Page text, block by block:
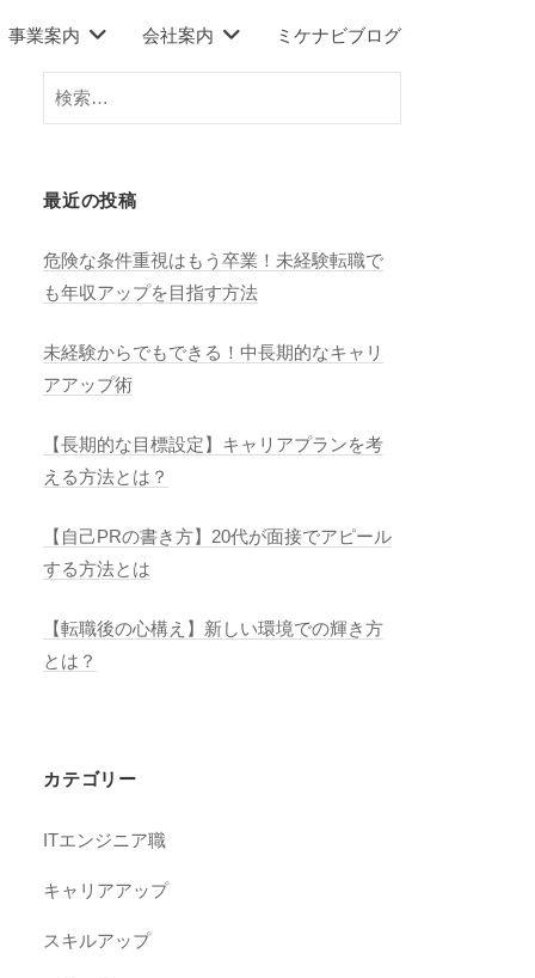
事業案内 会社案内 ミケナビブログ
検
索:
最近の投稿
危険な条件重視はもう卒業！未経験転職で
も年収アップを目指す方法
未経験からでもできる！中長期的なキャリ
アアップ術
【長期的な目標設定】キャリアプランを考
える方法とは？
【自己PRの書き方】20代が面接でアピール
する方法とは
【転職後の心構え】新しい環境での輝き方
とは？
カテゴリー
ITエンジニア職
キャリアアップ
スキルアップ